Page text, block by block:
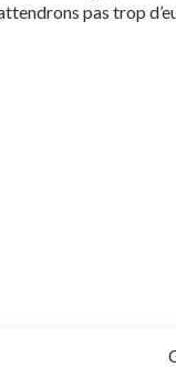
pas trop